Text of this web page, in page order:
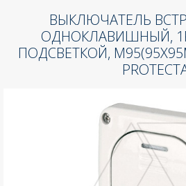
ВЫКЛЮЧАТЕЛЬ
ОДНОКЛАВИШНЫЙ, 1P
ПОДСВЕТКОЙ,